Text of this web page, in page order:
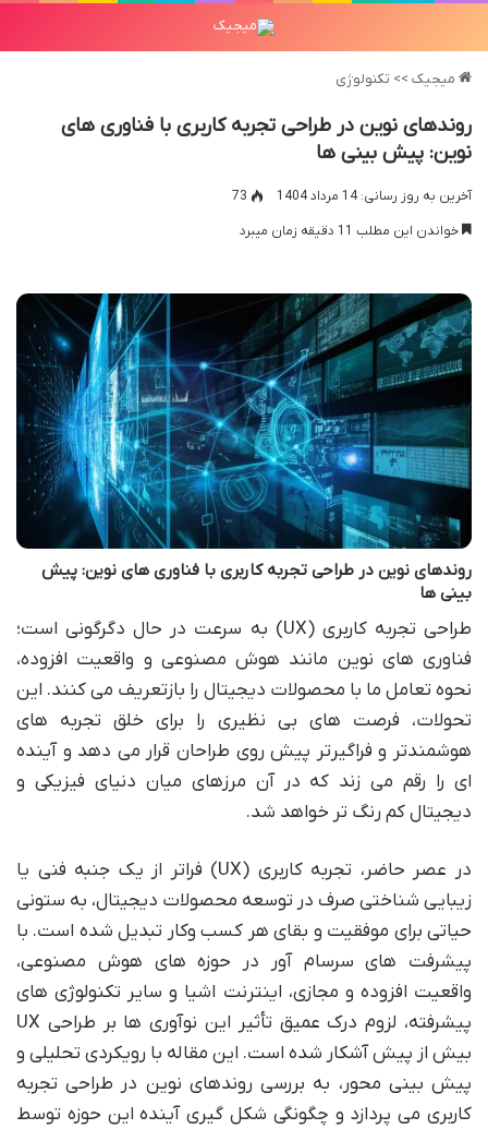
میجیک >> تکنولوژی
روندهای نوین در طراحی تجربه کاربری با فناوری های
نوین: پیش بینی ها
آخرین به روز رسانی: 14 مرداد 1404
73
خواندن این مطلب 11 دقیقه زمان میبرد
روندهای نوین در طراحی تجربه کاربری با فناوری های نوین: پیش
بینی ها
طراحی تجربه کاربری (UX) به سرعت در حال دگرگونی است؛
فناوری های نوین مانند هوش مصنوعی و واقعیت افزوده،
نحوه تعامل ما با محصولات دیجیتال را بازتعریف می کنند. این
تحولات، فرصت های بی نظیری را برای خلق تجربه های
هوشمندتر و فراگیرتر پیش روی طراحان قرار می دهد و آینده
ای را رقم می زند که در آن مرزهای میان دنیای فیزیکی و
دیجیتال کم رنگ تر خواهد شد.
در عصر حاضر، تجربه کاربری (UX) فراتر از یک جنبه فنی یا
زیبایی شناختی صرف در توسعه محصولات دیجیتال، به ستونی
حیاتی برای موفقیت و بقای هر کسب وکار تبدیل شده است. با
پیشرفت های سرسام آور در حوزه های هوش مصنوعی،
واقعیت افزوده و مجازی، اینترنت اشیا و سایر تکنولوژی های
پیشرفته، لزوم درک عمیق تأثیر این نوآوری ها بر طراحی UX
بیش از پیش آشکار شده است. این مقاله با رویکردی تحلیلی و
پیش بینی محور، به بررسی روندهای نوین در طراحی تجربه
کاربری می پردازد و چگونگی شکل گیری آینده این حوزه توسط